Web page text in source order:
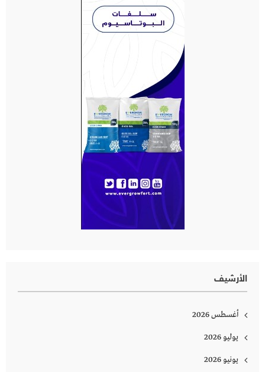
الأرشيف
أغسطس 2026
يوليو 2026
يونيو 2026